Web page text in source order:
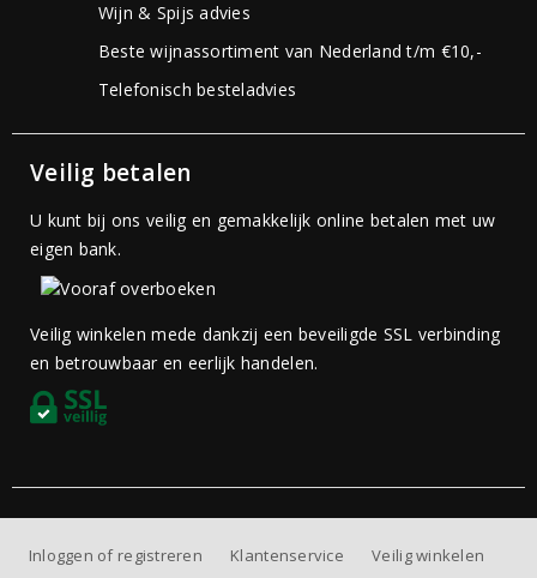
Wijn & Spijs advies
Beste wijnassortiment van Nederland t/m €10,-
Telefonisch besteladvies
Veilig betalen
U kunt bij ons veilig en gemakkelijk online betalen met uw
eigen bank.
Veilig winkelen mede dankzij een beveiligde SSL verbinding
en betrouwbaar en eerlijk handelen.
Inloggen of registreren Klantenservice Veilig winkelen